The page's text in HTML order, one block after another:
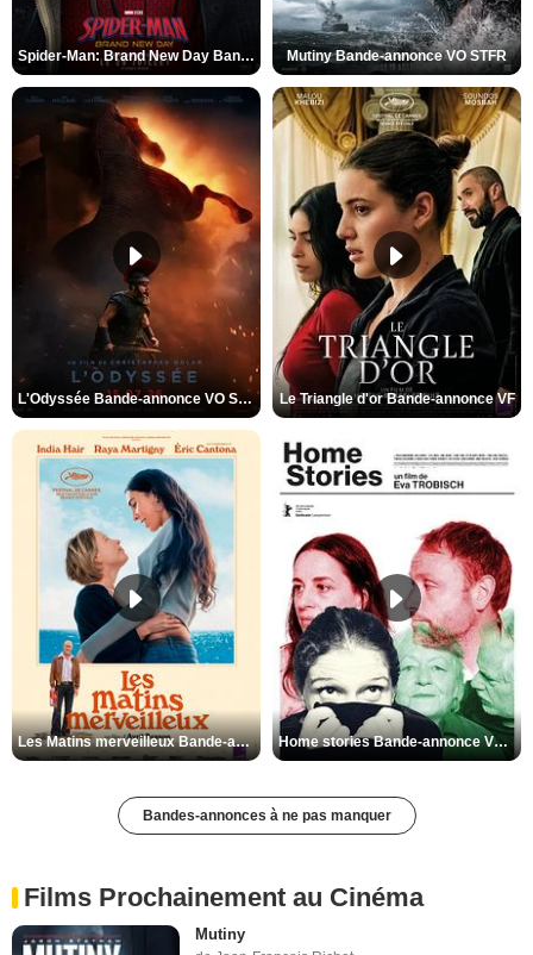
Spider-Man: Brand New Day Bande-annonce VO STFR Mutiny Bande-annonce VO STFR
L'Odyssée Bande-annonce VO STFR Le Triangle d'or Bande-annonce VF
Les Matins merveilleux Bande-annonce VF Home stories Bande-annonce VO STFR
Bandes-annonces à ne pas manquer
Films Prochainement au Cinéma
Mutiny